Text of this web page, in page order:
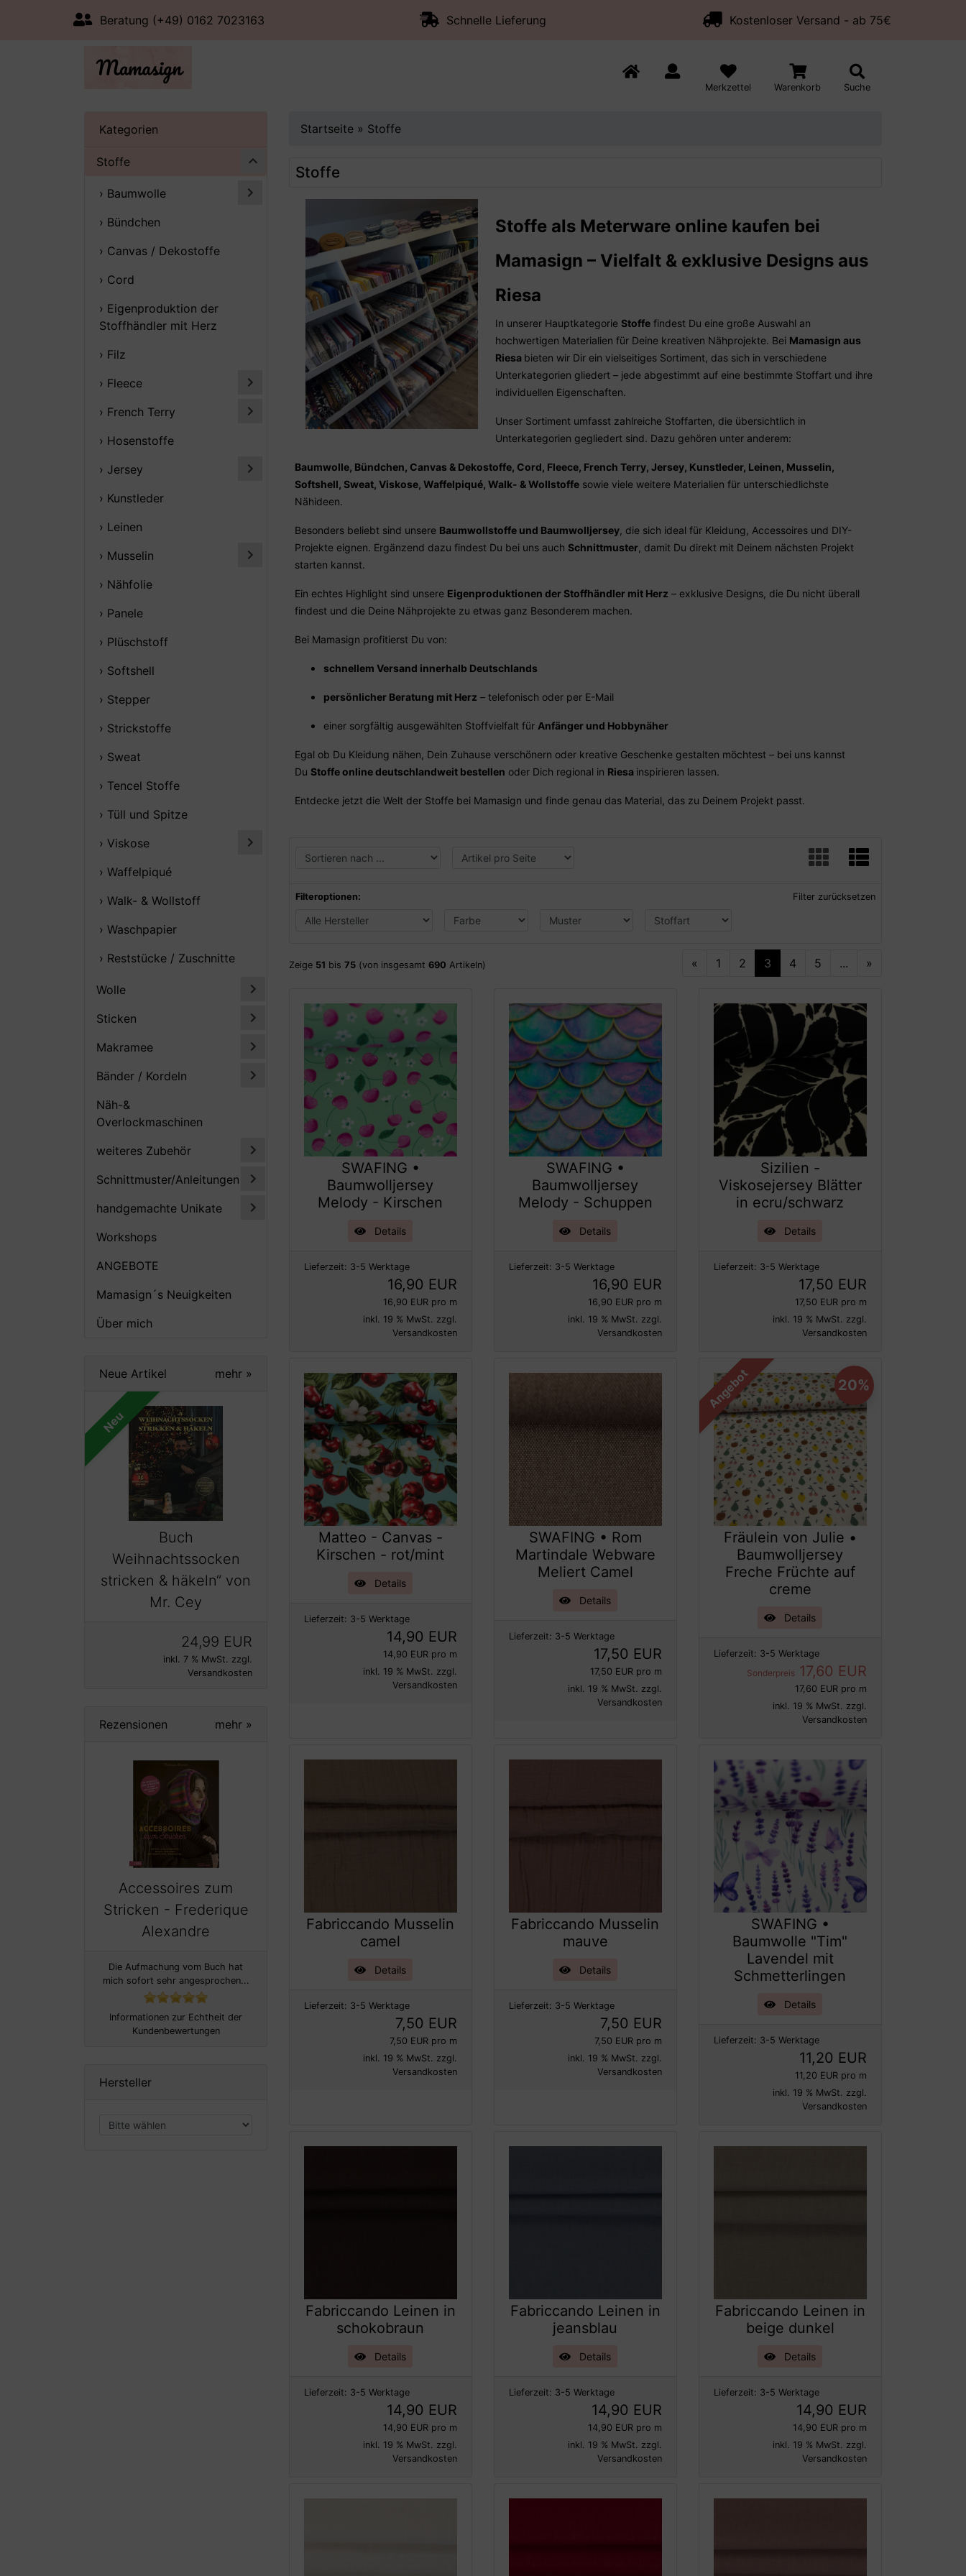
Beratung (+49) 0162 7023163 Schnelle Lieferung Kostenloser Versand - ab 75€
Merkzettel Warenkorb Suche
Kategorien
Stoffe
› Baumwolle
› Bündchen
› Canvas / Dekostoffe
› Cord
› Eigenproduktion der
Stoffhändler mit Herz
› Filz
› Fleece
› French Terry
› Hosenstoffe
› Jersey
› Kunstleder
› Leinen
› Musselin
› Nähfolie
› Panele
› Plüschstoff
› Softshell
› Stepper
› Strickstoffe
› Sweat
› Tencel Stoffe
› Tüll und Spitze
› Viskose
› Waffelpiqué
› Walk- & Wollstoff
› Waschpapier
› Reststücke / Zuschnitte
Wolle
Sticken
Makramee
Bänder / Kordeln
Näh-&
Overlockmaschinen
weiteres Zubehör
Schnittmuster/Anleitungen
handgemachte Unikate
Workshops
ANGEBOTE
Mamasign´s Neuigkeiten
Über mich
Neue Artikel mehr »
Neu
Buch
Weihnachtssocken
stricken & häkeln“ von
Mr. Cey
24,99 EUR
inkl. 7 % MwSt. zzgl.
Versandkosten
Rezensionen mehr »
Accessoires zum
Stricken - Frederique
Alexandre
Die Aufmachung vom Buch hat
mich sofort sehr angesprochen...
Informationen zur Echtheit der
Kundenbewertungen
Hersteller
Startseite » Stoffe
Stoffe
Stoffe als Meterware online kaufen bei
Mamasign – Vielfalt & exklusive Designs aus
Riesa
In unserer Hauptkategorie Stoffefindest Du eine große Auswahl an
hochwertigen Materialien für Deine kreativen Nähprojekte. Bei Mamasign aus
Riesa bieten wir Dir ein vielseitiges Sortiment, das sich in verschiedene
Unterkategorien gliedert – jede abgestimmt auf eine bestimmte Stoffart und ihre
individuellen Eigenschaften.
Unser Sortiment umfasst zahlreiche Stoffarten, die übersichtlich in
Unterkategorien gegliedert sind. Dazu gehören unter anderem:
Baumwolle, Bündchen, Canvas & Dekostoffe, Cord, Fleece, French Terry, Jersey, Kunstleder, Leinen, Musselin,
Softshell, Sweat, Viskose, Waffelpiqué, Walk- & Wollstoffe sowie viele weitere Materialien für unterschiedlichste
Nähideen.
Besonders beliebt sind unsere Baumwollstoffe und Baumwolljersey , die sich ideal für Kleidung, Accessoires und DIY-
Projekte eignen. Ergänzend dazu findest Du bei uns auch Schnittmuster , damit Du direkt mit Deinem nächsten Projekt
starten kannst.
Ein echtes Highlight sind unsere Eigenproduktionen der Stoffhändler mit Herz – exklusive Designs, die Du nicht überall
findest und die Deine Nähprojekte zu etwas ganz Besonderem machen.
Bei Mamasign profitierst Du von:
schnellem Versand innerhalb Deutschlands
persönlicher Beratung mit Herz – telefonisch oder per E-Mail
einer sorgfältig ausgewählten Stoffvielfalt für Anfänger und Hobbynäher
Egal ob Du Kleidung nähen, Dein Zuhause verschönern oder kreative Geschenke gestalten möchtest – bei uns kannst
Du Stoffe online deutschlandweit bestellen oder Dich regional in Riesa inspirieren lassen.
Entdecke jetzt die Welt der Stoffe bei Mamasign und finde genau das Material, das zu Deinem Projekt passt.
Filteroptionen: Filter zurücksetzen
Zeige 51 bis 75 (von insgesamt 690 Artikeln) « 1 2 3 4 5 ... »
SWAFING •
Baumwolljersey
Melody - Kirschen
Details
Lieferzeit: 3-5 Werktage
16,90 EUR
16,90 EUR pro m
inkl. 19 % MwSt. zzgl.
Versandkosten
SWAFING •
Baumwolljersey
Melody - Schuppen
Details
Lieferzeit: 3-5 Werktage
16,90 EUR
16,90 EUR pro m
inkl. 19 % MwSt. zzgl.
Versandkosten
Sizilien -
Viskosejersey Blätter
in ecru/schwarz
Details
Lieferzeit: 3-5 Werktage
17,50 EUR
17,50 EUR pro m
inkl. 19 % MwSt. zzgl.
Versandkosten
Matteo - Canvas -
Kirschen - rot/mint
Details
Lieferzeit: 3-5 Werktage
14,90 EUR
14,90 EUR pro m
inkl. 19 % MwSt. zzgl.
Versandkosten
SWAFING • Rom
Martindale Webware
Meliert Camel
Details
Lieferzeit: 3-5 Werktage
17,50 EUR
17,50 EUR pro m
inkl. 19 % MwSt. zzgl.
Versandkosten
Angebot
Fräulein von Julie •
Baumwolljersey
Freche Früchte auf
creme
Details
Lieferzeit: 3-5 Werktage
Sonderpreis17,60 EUR
20%
17,60 EUR pro m
inkl. 19 % MwSt. zzgl.
Versandkosten
Fabriccando Musselin
camel
Details
Lieferzeit: 3-5 Werktage
7,50 EUR
7,50 EUR pro m
inkl. 19 % MwSt. zzgl.
Versandkosten
Fabriccando Musselin
mauve
Details
Lieferzeit: 3-5 Werktage
7,50 EUR
7,50 EUR pro m
inkl. 19 % MwSt. zzgl.
Versandkosten
SWAFING •
Baumwolle "Tim"
Lavendel mit
Schmetterlingen
Details
Lieferzeit: 3-5 Werktage
11,20 EUR
11,20 EUR pro m
inkl. 19 % MwSt. zzgl.
Versandkosten
Fabriccando Leinen in
schokobraun
Details
Lieferzeit: 3-5 Werktage
14,90 EUR
14,90 EUR pro m
inkl. 19 % MwSt. zzgl.
Versandkosten
Fabriccando Leinen in
jeansblau
Details
Lieferzeit: 3-5 Werktage
14,90 EUR
14,90 EUR pro m
inkl. 19 % MwSt. zzgl.
Versandkosten
Fabriccando Leinen in
beige dunkel
Details
Lieferzeit: 3-5 Werktage
14,90 EUR
14,90 EUR pro m
inkl. 19 % MwSt. zzgl.
Versandkosten